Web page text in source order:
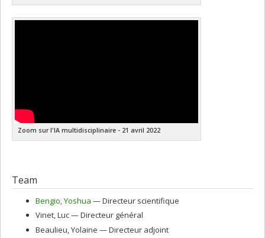
Zoom sur l'IA multidisciplinaire - 21 avril 2022
Team
Bengio, Yoshua — Directeur scientifique
Vinet, Luc— Directeur général
Beaulieu, Yolaine — Directeur adjoint